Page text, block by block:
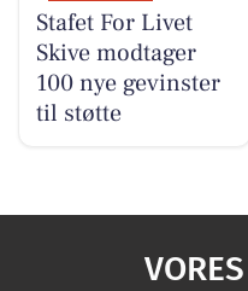
Stafet For Livet
Skive modtager
100 nye gevinster
til støtte